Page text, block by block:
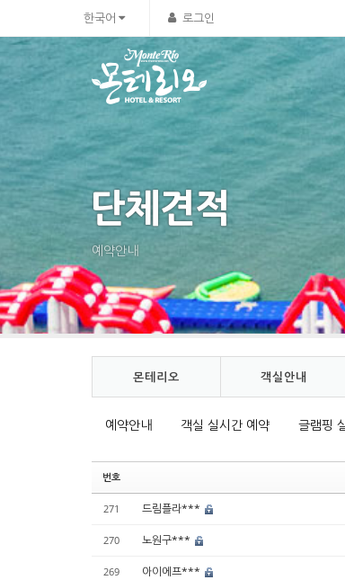
한국어 로그인
단체견적
예약안내
몬테리오 객실안내
예약안내 객실 실시간 예약 글램핑
번호
271 드림플라***
270 노원구***
269 아이에프***
Sketchbook5, 스케치북5